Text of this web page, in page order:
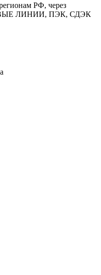
РФ, через
ЛИНИИ, ПЭК, СДЭК